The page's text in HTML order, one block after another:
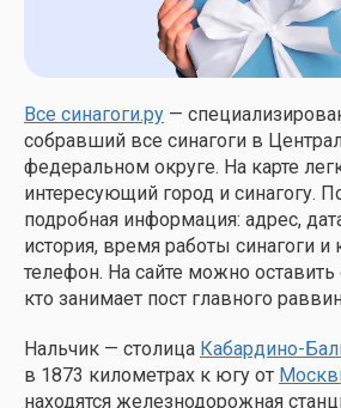
Все синагоги.ру —
собравший все синагоги в
федеральном округе. На карте
интересующий город и синагогу.
подробная информация: адрес,
история, время работы синагоги и
телефон. На сайте можно оставить
кто занимает пост главного
Нальчик — столица Кабардино-
в 1873 километрах к югу от
находятся железнодорожная